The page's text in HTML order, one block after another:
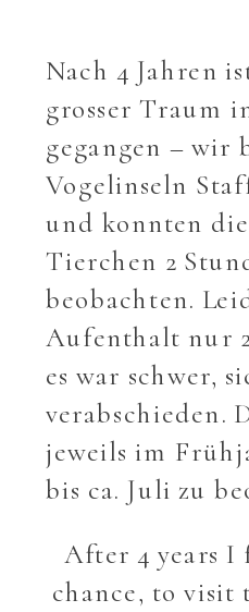
Nach 4 Jahren
grosser Traum
gegangen – wir
Vogelinseln
und konnten
Tierchen 2
beobachten.
Aufenthalt nur
es war schwer,
verabschieden.
jeweils im
bis ca. Juli zu
After 4 years
chance, to visit